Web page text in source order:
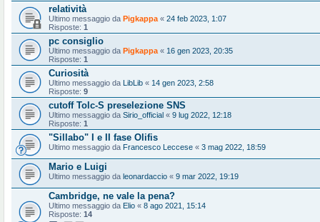
relatività
Ultimo messaggio da Pigkappa « 24 feb 2023, 1:07
Risposte: 1
pc consiglio
Ultimo messaggio da Pigkappa « 16 gen 2023, 20:35
Risposte: 1
Curiosità
Ultimo messaggio da LibLib « 14 gen 2023, 2:58
Risposte: 9
cutoff Tolc-S preselezione SNS
Ultimo messaggio da Sirio_official « 9 lug 2022, 12:18
Risposte: 1
"Sillabo" I e II fase Olifis
Ultimo messaggio da Francesco Leccese « 3 mag 2022, 18:59
Mario e Luigi
Ultimo messaggio da leonardaccio « 9 mar 2022, 19:19
Cambridge, ne vale la pena?
Ultimo messaggio da Elio « 8 ago 2021, 15:14
Risposte: 14